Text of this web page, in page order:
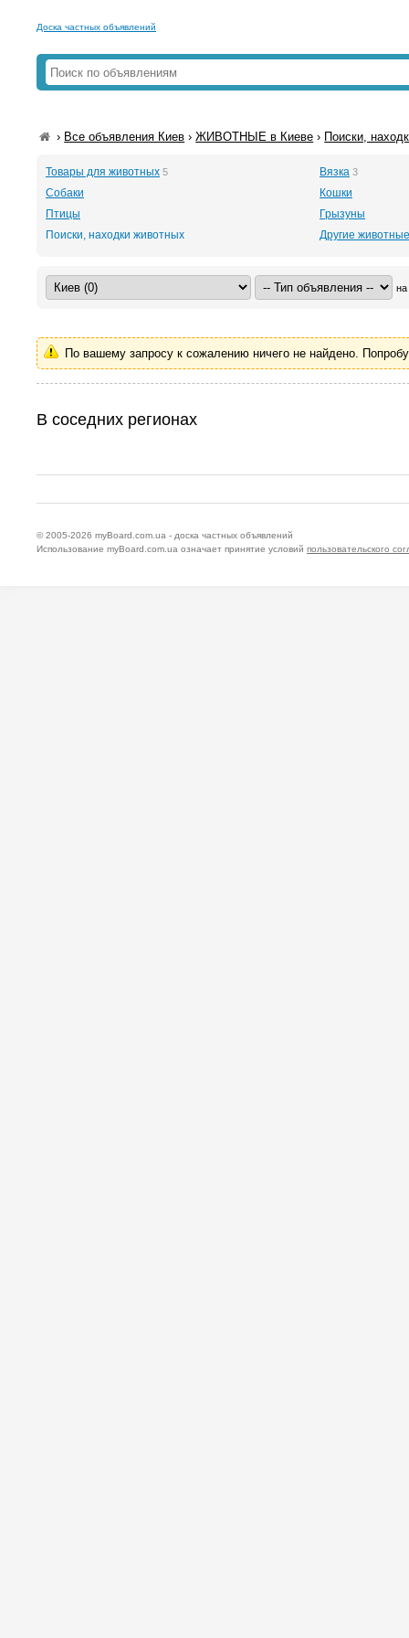
Доска частных объявлений
› Все объявления Киев ›ЖИВОТНЫЕ в Киеве › Поиски,
Товары для животных 5 Вязка 3
Собаки
Кошки
Птицы
Грызуны
Поиски, находки животных
Другие животные
на
По вашему запросу к сожалению ничего не найдено.
В соседних регионах
© 2005-2026 myBoard.com.ua - доска частных объявлений
Использование myBoard.com.ua означает принятие условий пользовательского